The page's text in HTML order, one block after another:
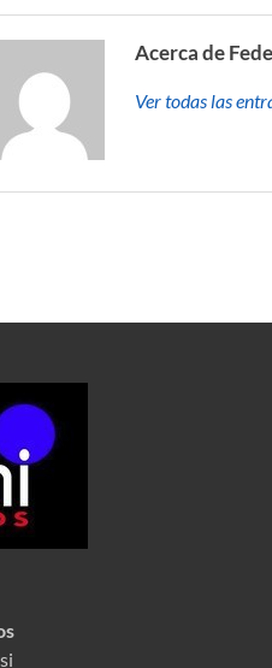
Acerca de
Ver todas las